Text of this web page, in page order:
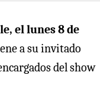
el lunes 8 de
a su invitado
del show